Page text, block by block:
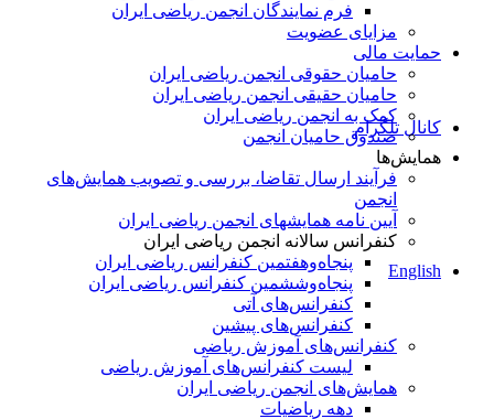
کانال تلگرام
English
فرم نمایندگان انجمن ریاضی ایران
مزایای عضویت
حمایت مالی
حامیان حقوقی انجمن ریاضی ایران
حامیان حقیقی انجمن ریاضی ایران
کمک به انجمن ریاضی ایران
صندوق حامیان انجمن
همایش‌ها
فرآیند ارسال تقاضا، بررسی و تصویب همایش‌های
انجمن
آیین نامه همایشهای انجمن ریاضی ایران
کنفرانس‌ سالانه انجمن ریاضی ایران
پنجاه‌و‌هفتمین کنفرانس ریاضی ایران
پنجاه‌و‌ششمین کنفرانس ریاضی ایران
کنفرانس‌های آتی
کنفرانس‎‌های پیشین
کنفرانس‌های آموزش ریاضی
لیست کنفرانس‌های آموزش ریاضی
همایش‌های انجمن ریاضی ایران
دهه ریاضیات